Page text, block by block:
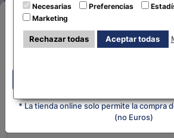
Selecciona tu
cercana
* La tienda online solo permite la compra
(no Euros)
Compra Online
Necesarias Preferencias
Marketing
Rechazar todas Aceptar todas